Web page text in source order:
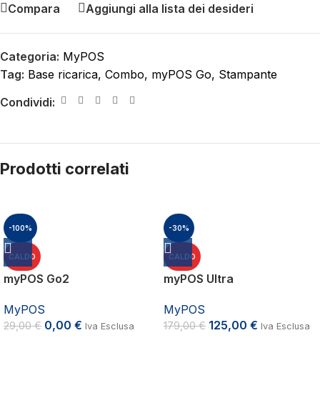
Compara Aggiungi alla lista dei desideri
Categoria: MyPOS
Tag: Base ricarica, Combo, myPOS Go, Stampante
Condividi:
Prodotti correlati
-100%
CALDO
myPOS Go2
MyPOS
29,00€ 0,00 € Iva Esclusa
-30%
CALDO
myPOS Ultra
MyPOS
179,00€ 125,00 € Iva Esclusa